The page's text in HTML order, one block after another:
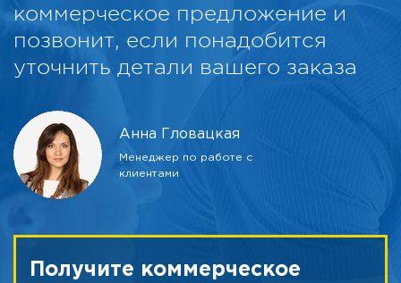
коммерческое предложение и
позвонит, если понадобится
уточнить детали вашего заказа
Анна Гловацкая
Менеджер по работе с
клиентами
Получите коммерческое